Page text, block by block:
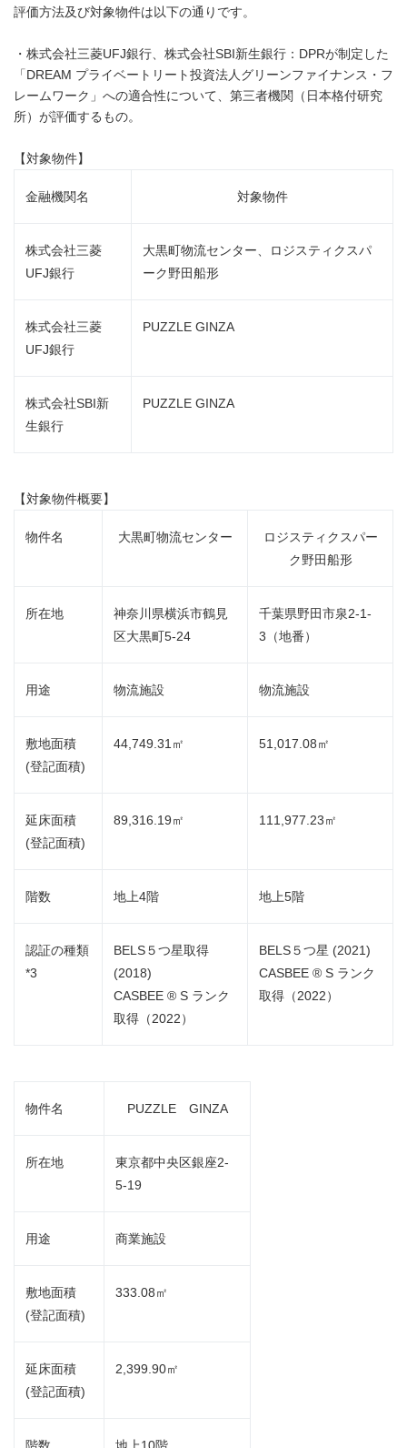
評価方法及び対象物件は以下の通りです。
・株式会社三菱UFJ銀行、株式会社SBI新生銀行：DPRが制定した
「DREAM プライベートリート投資法人グリーンファイナンス・フ
レームワーク」への適合性について、第三者機関（日本格付研究
所）が評価するもの。
【対象物件】
金融機関名 対象物件
株式会社三菱
UFJ銀行
大黒町物流センター、ロジスティクスパ
ーク野田船形
株式会社三菱
UFJ銀行
PUZZLE GINZA
株式会社SBI新
生銀行
PUZZLE GINZA
【対象物件概要】
物件名 大黒町物流センター
ロジスティクスパー
ク野田船形
所在地
神奈川県横浜市鶴見
区大黒町5-24
千葉県野田市泉2-1-
3（地番）
用途 物流施設 物流施設
敷地面積
(登記面積)
44,749.31㎡ 51,017.08㎡
延床面積
(登記面積)
89,316.19㎡ 111,977.23㎡
階数 地上4階 地上5階
認証の種類
*3
BELS５つ星取得
(2018)
CASBEE ® S ランク
取得（2022）
BELS５つ星 (2021)
CASBEE ® S ランク
取得（2022）
物件名 PUZZLE GINZA
所在地
東京都中央区銀座2-
5-19
用途 商業施設
敷地面積
(登記面積)
333.08㎡
延床面積
(登記面積)
2,399.90㎡